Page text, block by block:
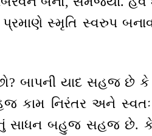
સ્મૃતિ સ્વરુપ
છો? બાપની યાદ સહજ
કામ નિરંતર અને
સાધન બહુજ સહજ છે.